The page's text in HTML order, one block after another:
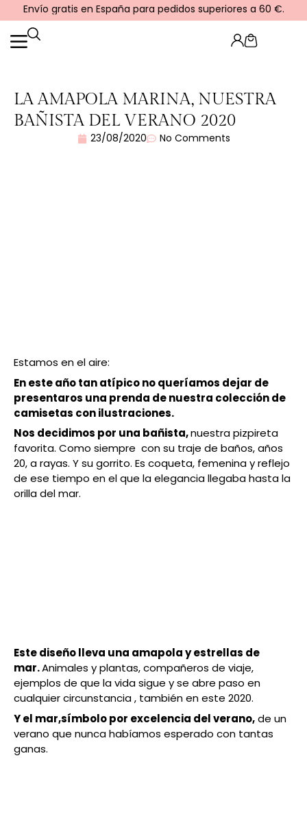
al
contenido
Envío gratis en España para pedidos superiores a 60 €.
Cart
LA AMAPOLA MARINA, NUESTRA
BAÑISTA DEL VERANO 2020
23/08/2020 No Comments
Estamos en el aire:
En este año tan atípico no queríamos dejar de
presentaros una prenda de nuestra colección de
camisetas con ilustraciones.
Nos decidimos por una bañista,nuestra pizpireta
favorita. Como siempre con su traje de baños, años
20, a rayas. Y su gorrito. Es coqueta, femenina y reflejo
de ese tiempo en el que la elegancia llegaba hasta la
orilla del mar.
Este diseño lleva una amapola y estrellas de
mar.Animales y plantas, compañeros de viaje,
ejemplos de que la vida sigue y se abre paso en
cualquier circunstancia , también en este 2020.
Y el mar,símbolo por excelencia del verano,de un
verano que nunca habíamos esperado con tantas
ganas.